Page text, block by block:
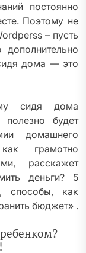
постоянно
Поэтому не
– пусть
дома — это
сидя дома
будет
домашнего
грамотно
расскажет
деньги? 5
способы, как
бюджет» .